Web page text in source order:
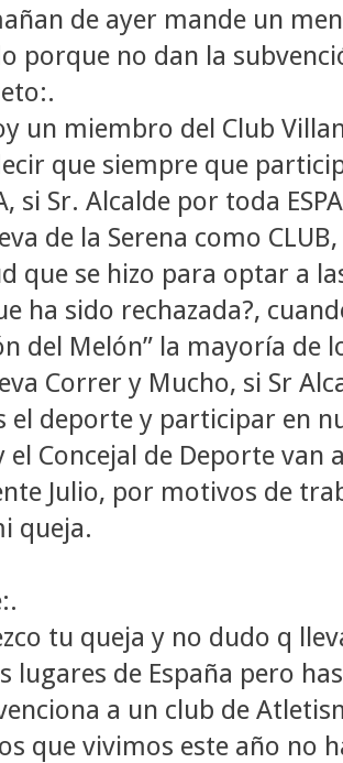
de ayer mande un
porque no dan la
un miembro del Club
que siempre que
si Sr. Alcalde por toda
de la Serena como
que se hizo para optar a
ha sido rechazada?,
del Melón” la mayoría de
Correr y Mucho, si Sr
el deporte y participar en
el Concejal de Deporte
Julio, por motivos de
queja.
tu queja y no dudo q
lugares de España pero
a un club de
que vivimos este año no